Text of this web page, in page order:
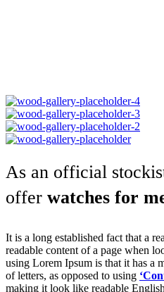
As an official
offer watches for
It is a long established fact that a
readable content of a page when
using Lorem Ipsum is that it has a
of letters, as opposed to using
making it look like readable